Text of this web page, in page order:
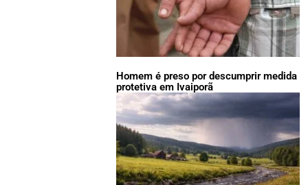
Homem é preso por descumprir medida
protetiva em Ivaiporã